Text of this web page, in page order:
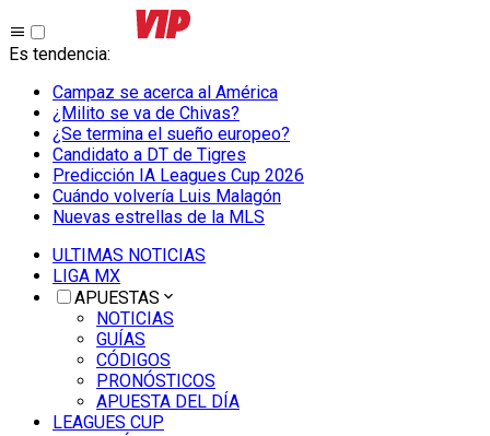
Es tendencia:
Campaz se acerca al América
¿Milito se va de Chivas?
¿Se termina el sueño europeo?
Candidato a DT de Tigres
Predicción IA Leagues Cup 2026
Cuándo volvería Luis Malagón
Nuevas estrellas de la MLS
ULTIMAS NOTICIAS
LIGA MX
APUESTAS
NOTICIAS
GUÍAS
CÓDIGOS
PRONÓSTICOS
APUESTA DEL DÍA
LEAGUES CUP